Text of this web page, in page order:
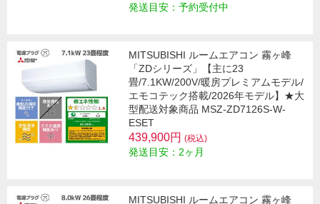
発送目安：予約受付中
MITSUBISHI ルームエアコン 霧ヶ峰
「ZDシリーズ」【主に23
畳/7.1KW/200V/暖房プレミアムモデル/
エモコテック搭載/2026年モデル】★大
型配送対象商品 MSZ-ZD7126S-W-
ESET
439,900円 (税込)
発送目安：2ヶ月
MITSUBISHI ルームエアコン 霧ヶ峰